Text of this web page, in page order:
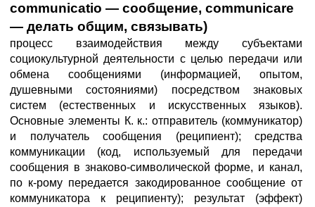
communicatio — сообщение, communicare
— делать общим, связывать)
процесс взаимодействия между субъектами
социокультурной деятельности с целью передачи или
обмена сообщениями (информацией, опытом,
душевными состояниями) посредством знаковых
систем (естественных и искусственных языков).
Основные элементы К. к.: отправитель (коммуникатор)
и получатель сообщения (реципиент); средства
коммуникации (код, используемый для передачи
сообщения в знаково-символической форме, и канал,
по к-рому передается закодированное сообщение от
коммуникатора к реципиенту); результат (эффект)